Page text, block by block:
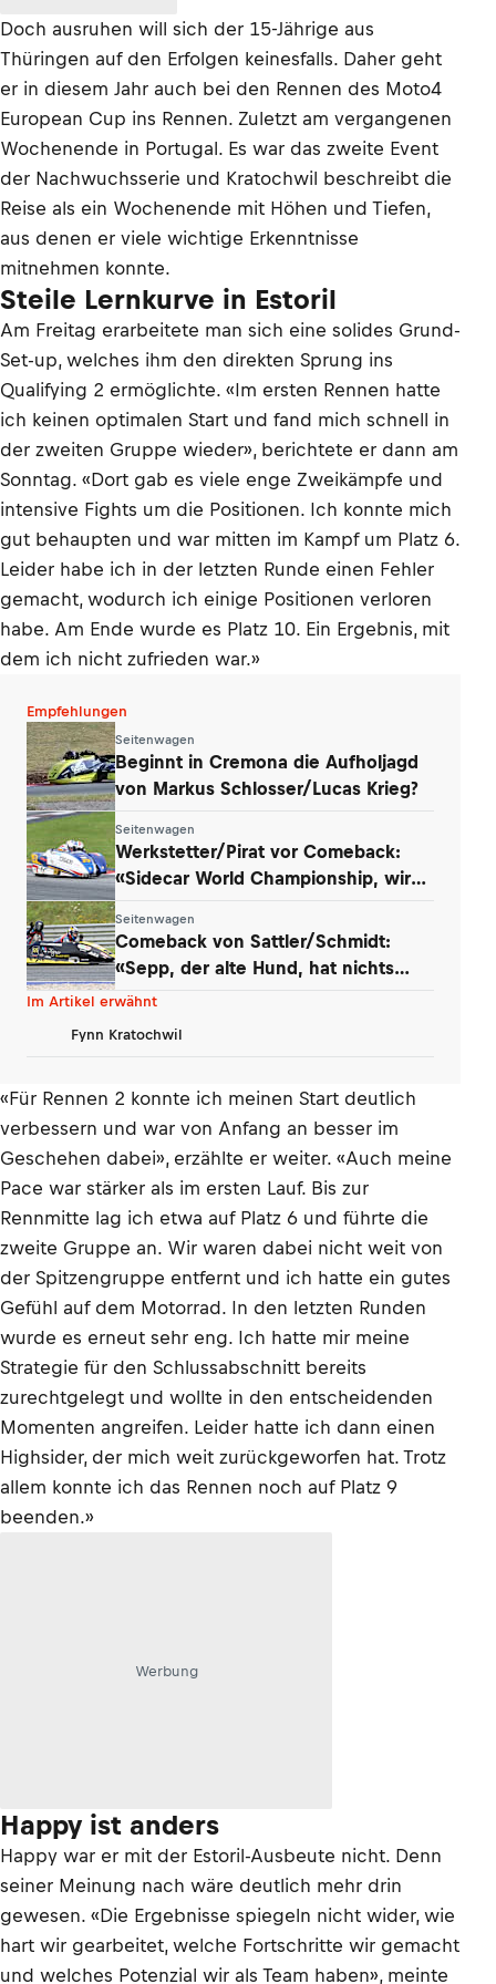
Doch ausruhen will sich der 15-Jährige aus
Thüringen auf den Erfolgen keinesfalls. Daher geht
er in diesem Jahr auch bei den Rennen des Moto4
European Cup ins Rennen. Zuletzt am vergangenen
Wochenende in Portugal. Es war das zweite Event
der Nachwuchsserie und Kratochwil beschreibt die
Reise als ein Wochenende mit Höhen und Tiefen,
aus denen er viele wichtige Erkenntnisse
mitnehmen konnte.
Steile Lernkurve in Estoril
Am Freitag erarbeitete man sich eine solides Grund-
Set-up, welches ihm den direkten Sprung ins
Qualifying 2 ermöglichte. «Im ersten Rennen hatte
ich keinen optimalen Start und fand mich schnell in
der zweiten Gruppe wieder», berichtete er dann am
Sonntag. «Dort gab es viele enge Zweikämpfe und
intensive Fights um die Positionen. Ich konnte mich
gut behaupten und war mitten im Kampf um Platz 6.
Leider habe ich in der letzten Runde einen Fehler
gemacht, wodurch ich einige Positionen verloren
habe. Am Ende wurde es Platz 10. Ein Ergebnis, mit
dem ich nicht zufrieden war.»
Empfehlungen
Seitenwagen
Beginnt in Cremona die Aufholjagd
von Markus Schlosser/Lucas Krieg?
Seitenwagen
Werkstetter/Pirat vor Comeback:
«Sidecar World Championship, wir
Seitenwagen
Comeback von Sattler/Schmidt:
«Sepp, der alte Hund, hat nichts
verlernt»
Im Artikel erwähnt
Fynn Kratochwil
«Für Rennen 2 konnte ich meinen Start deutlich
verbessern und war von Anfang an besser im
Geschehen dabei», erzählte er weiter. «Auch meine
Pace war stärker als im ersten Lauf. Bis zur
Rennmitte lag ich etwa auf Platz 6 und führte die
zweite Gruppe an. Wir waren dabei nicht weit von
der Spitzengruppe entfernt und ich hatte ein gutes
Gefühl auf dem Motorrad. In den letzten Runden
wurde es erneut sehr eng. Ich hatte mir meine
Strategie für den Schlussabschnitt bereits
zurechtgelegt und wollte in den entscheidenden
Momenten angreifen. Leider hatte ich dann einen
Highsider, der mich weit zurückgeworfen hat. Trotz
allem konnte ich das Rennen noch auf Platz 9
beenden.»
Werbung
Happy ist anders
Happy war er mit der Estoril-Ausbeute nicht. Denn
seiner Meinung nach wäre deutlich mehr drin
gewesen. «Die Ergebnisse spiegeln nicht wider, wie
hart wir gearbeitet, welche Fortschritte wir gemacht
und welches Potenzial wir als Team haben», meinte